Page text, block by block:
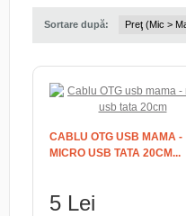
Sortare după:
CABLU OTG USB MAMA -
MICRO USB TATA 20CM...
5 Lei